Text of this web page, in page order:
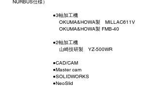
NURBUS仕様）
●3軸加工機
OKUMA&HOWA製 MILLAC611V
OKUMA&HOWA製 FMB-40
●2軸加工機
山崎技研製 YZ-500WR
●CAD/CAM
●Master cam
●SOLIDWORKS
●NeoSlid